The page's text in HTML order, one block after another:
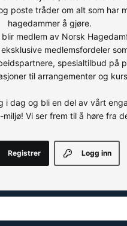
poste tråder om alt som har
hagedammer å gjøre.
medlem av Norsk
medlemsfordeler
spesialtilbud på
til arrangementer og
i dag og bli en del av vårt
miljø! Vi ser frem til å høre fra
Logg inn
Registrer